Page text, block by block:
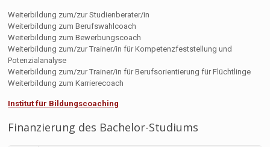
Weiterbildung zum/zur Studienberater/in
Weiterbildung zum Berufswahlcoach
Weiterbildung zum Bewerbungscoach
Weiterbildung zum/zur Trainer/in für Kompetenzfeststellung und
Potenzialanalyse
Weiterbildung zum/zur Trainer/in für Berufsorientierung für Flüchtlinge
Weiterbildung zum Karrierecoach
Institut für Bildungscoaching
Finanzierung des Bachelor-Studiums